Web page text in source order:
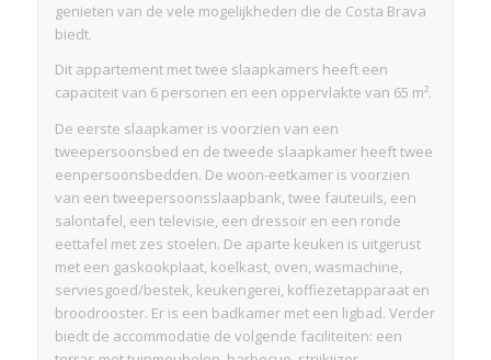
genieten van de vele mogelijkheden die de Costa Brava
biedt.
Dit appartement met twee slaapkamers heeft een
capaciteit van 6 personen en een oppervlakte van 65 m².
De eerste slaapkamer is voorzien van een
tweepersoonsbed en de tweede slaapkamer heeft twee
eenpersoonsbedden. De woon-eetkamer is voorzien
van een tweepersoonsslaapbank, twee fauteuils, een
salontafel, een televisie, een dressoir en een ronde
eettafel met zes stoelen. De aparte keuken is uitgerust
met een gaskookplaat, koelkast, oven, wasmachine,
serviesgoed/bestek, keukengerei, koffiezetapparaat en
broodrooster. Er is een badkamer met een ligbad. Verder
biedt de accommodatie de volgende faciliteiten: een